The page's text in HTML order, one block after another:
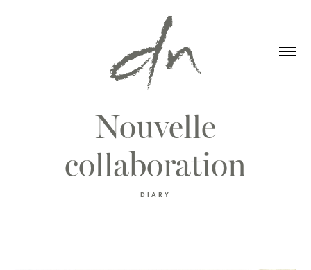
Nouvelle
collaboration
DIARY